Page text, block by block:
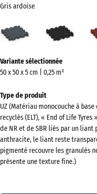
Gris ardoise
ardoise
d'informations
sur
couleurs
?
Afficher
la
palette
Variante sélectionnée
50 x 50 x 5 cm | 0,25 m²
Type de produit
UZ (Matériau monocouche à
recyclés (ELT), « End of Life
de NR et de SBR liés par un
anthracite, le liant reste
pigmenté recouvre les granulés
présente une texture fine.)